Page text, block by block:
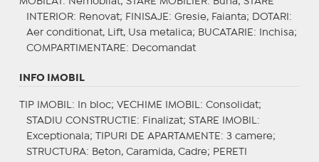
INTERIOR: Renovat; FINISAJE : Gresie, Faianta; DOTARI :
Aer conditionat, Lift, Usa metalica; BUCATARIE : Inchisa;
COMPARTIMENTARE : Decomandat
INFO IMOBIL
TIP IMOBIL : In bloc; VECHIME IMOBIL : Consolidat;
STADIU CONSTRUCTIE : Finalizat; STARE IMOBIL :
Exceptionala;
TIPURI DE APARTAMENTE : 3 camere;
STRUCTURA: Beton, Caramida, Cadre; PERETI